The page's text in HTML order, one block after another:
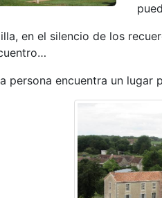
en el silencio de los
persona encuentra un